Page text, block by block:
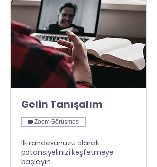
Gelin Tanışalım
Zoom Görüşmesi
İlk randevunuzu alarak
potansiyelinizi keşfetmeye
başlayın.